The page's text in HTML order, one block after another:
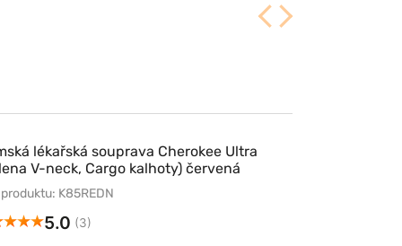
lékařská souprava Cherokee Ultra
V-neck, Cargo kalhoty) červená
K85REDN
5.0 (3)